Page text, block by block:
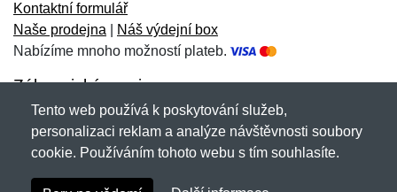
Zpráva*
Kontaktní formulář
Naše prodejna
Náš výdejní box
Nabízíme mnoho možností plateb.
Zákaznický servis
Novinky emailem
Copyright © 2007-2026 (19 let s vámi)Netnakup.cz
Tento web používá k poskytování služeb,
personalizaci reklam a analýze návštěvnosti soubory
cookie. Používáním tohoto webu s tím souhlasíte.